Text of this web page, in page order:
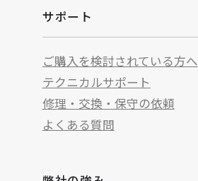
サポート
ご購入を検討されている方へ
テクニカルサポート
修理・交換・保守の依頼
よくある質問